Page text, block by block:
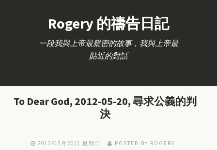
Rogery 的禱告日記
一段我與上帝最親密的故事，我與上帝最
貼近的對話
To Dear God, 2012-05-20, 尋求公義的判
決
2012年5月20日 星期日 POSTED BY ROGERY